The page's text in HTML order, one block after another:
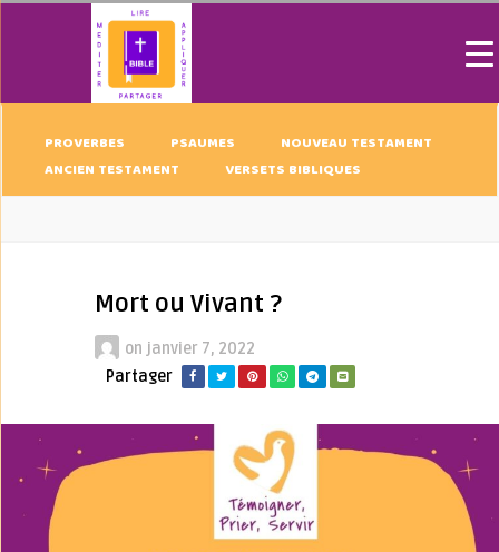
PROVERBES PSAUMES
NOUVEAU TESTAMENT
ANCIEN TESTAMENT
VERSETS BIBLIQUES
Mort ou Vivant ?
on janvier 7, 2022
Partager